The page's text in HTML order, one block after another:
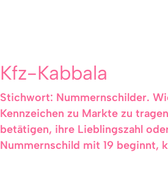
Kfz-Kabbala
Stichwort: Nummernschilder.
Kennzeichen zu Markte zu
betätigen, ihre Lieblingszahl
Nummernschild mit 19 beginnt,